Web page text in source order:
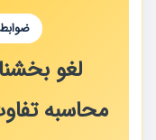
لغو
محاسبه